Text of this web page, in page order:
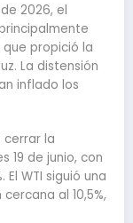
2026, el
que propició la
La distensión
inflado los
cerrar la
19 de junio, con
WTI siguió una
al 10,5%,